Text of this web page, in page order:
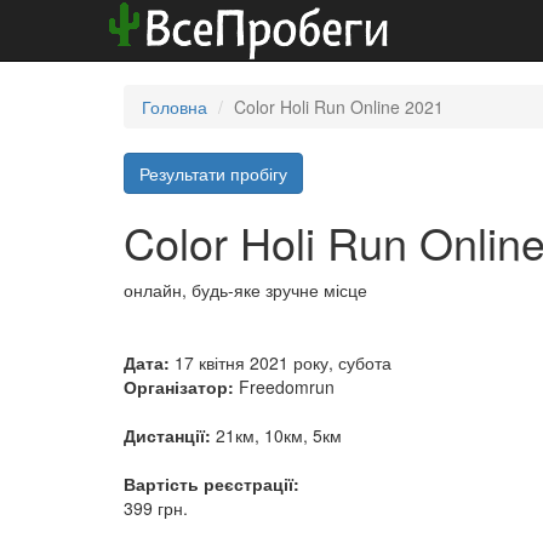
Головна Color Holi Run Online 2021
Результати пробігу
Color Holi Run Online
онлайн, будь-яке зручне місце
Дата: 17 квітня 2021 року, субота
Організатор: Freedomrun
Дистанції: 21км, 10км, 5км
Вартість реєстрації:
399 грн.